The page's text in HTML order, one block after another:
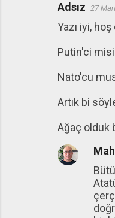
Adsız 27
Yazı iyi, hoş
Putin'ci
Nato'cu
Artık bi
Ağaç olduk